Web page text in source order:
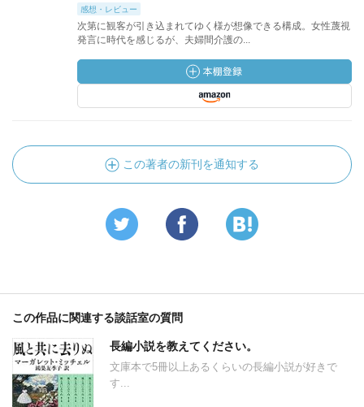
感想・レビュー
次第に観客が引き込まれてゆく様が想像できる構成。女性蔑視
発言に時代を感じるが、夫婦間介護の...
この著者の新刊を通知する
この作品に関連する談話室の質問
長編小説を教えてください。
文庫本で5冊以上あるくらいの長編小説が好きで
す...